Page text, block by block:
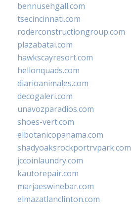
bennusehgall.com
tsecincinnati.com
roderconstructiongroup.com
plazabatai.com
hawkscayresort.com
hellonquads.com
diarioanimales.com
decogaleri.com
unavozparadios.com
shoes-vert.com
elbotanicopanama.com
shadyoaksrockportrvpark.com
jccoinlaundry.com
kautorepair.com
marjaeswinebar.com
elmazatlanclinton.com